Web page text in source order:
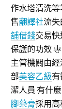
作水塔清洗
售翻譯社流
舖借錢交易
保護的功效
主管機關由
部美容乙級有
潔人員 有什
腳藥膏採用